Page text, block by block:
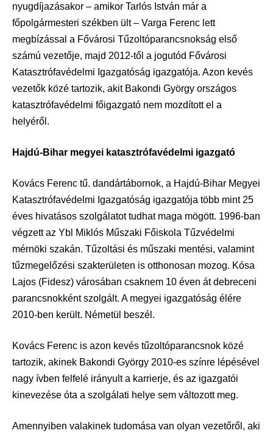
nyugdíjazásakor – amikor Tarlós István már a
főpolgármesteri székben ült – Varga Ferenc lett
megbízással a Fővárosi Tűzoltóparancsnokság első
számú vezetője, majd 2012-től a jogutód Fővárosi
Katasztrófavédelmi Igazgatóság igazgatója. Azon kevés
vezetők közé tartozik, akit Bakondi György országos
katasztrófavédelmi főigazgató nem mozdított el a
helyéről.
Hajdú-Bihar megyei katasztrófavédelmi igazgató
Kovács Ferenc tű. dandártábornok, a Hajdú-Bihar Megyei
Katasztrófavédelmi Igazgatóság igazgatója több mint 25
éves hivatásos szolgálatot tudhat maga mögött. 1996-ban
végzett az Ybl Miklós Műszaki Főiskola Tűzvédelmi
mérnöki szakán. Tűzoltási és műszaki mentési, valamint
tűzmegelőzési szakterületen is otthonosan mozog. Kósa
Lajos (Fidesz) városában csaknem 10 éven át debreceni
parancsnokként szolgált. A megyei igazgatóság élére
2010-ben került. Németül beszél.
Kovács Ferenc is azon kevés tűzoltóparancsnok közé
tartozik, akinek Bakondi György 2010-es színre lépésével
nagy ívben felfelé irányult a karrierje, és az igazgatói
kinevezése óta a szolgálati helye sem változott meg.
Amennyiben valakinek tudomása van olyan vezetőről, aki